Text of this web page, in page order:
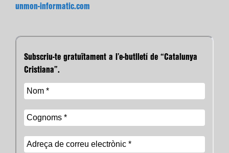
unmon-informatic.com
Subscriu-te gratuïtament a l’e-butlletí de “Catalunya
Cristiana”.